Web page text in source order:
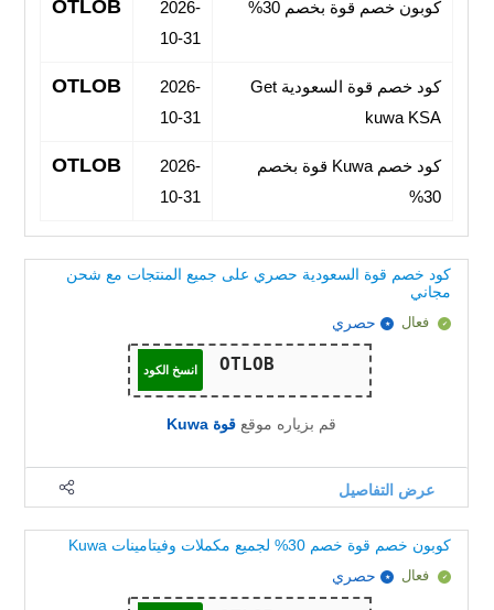
كوبون خصم قوة بخصم 30%
2026-
10-31
OTLOB
كود خصم قوة السعودية Get
kuwa KSA
2026-
10-31
OTLOB
كود خصم Kuwa قوة بخصم
30%
2026-
10-31
OTLOB
كود خصم قوة السعودية حصري على جميع المنتجات مع شحن
مجاني
فعال حصري
انسخ الكود
قم بزياره موقع قوة Kuwa
عرض التفاصيل
كوبون خصم قوة خصم 30% لجميع مكملات وفيتامينات Kuwa
فعال حصري